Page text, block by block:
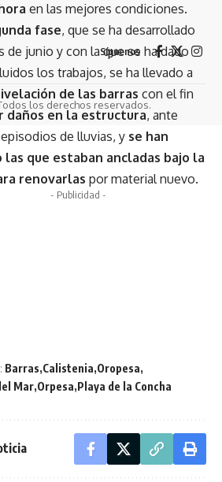
en las mejores condiciones.
fase, que se ha desarrollado
de junio y con la que se ha dado
los trabajos, se ha llevado a
de las barras con el fin
daños en la estructura, ante
de lluvias, y se han
que estaban ancladas bajo la
renovarlas por material nuevo.
- Publicidad -
Barras Calistenia Oropesa
Mar Orpesa Playa de la Concha
Síguenos
los derechos reservados.